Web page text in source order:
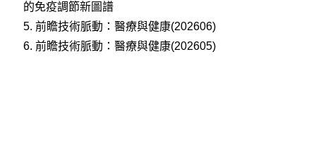
的免疫調節新圖譜
5. 前瞻技術脈動：醫療與健康(202606)
6. 前瞻技術脈動：醫療與健康(202605)